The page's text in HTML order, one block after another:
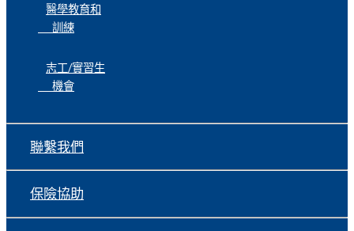
醫學教育和
訓練
志工/實習生
機會
聯繫我們
保險協助